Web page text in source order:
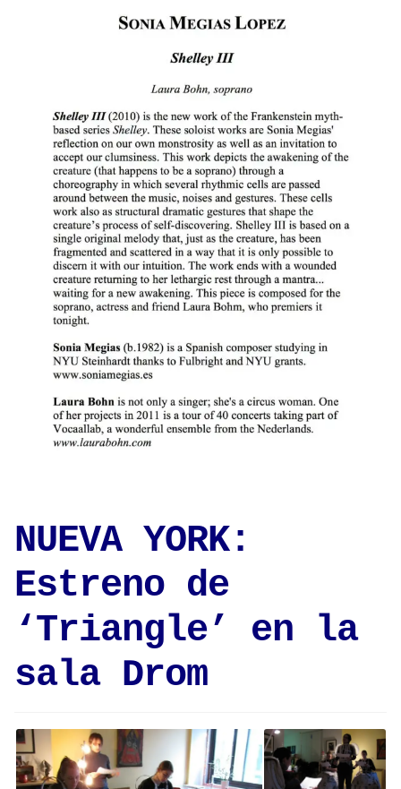
NUEVA YORK:
Estreno de
‘Triangle’ en la
sala Drom